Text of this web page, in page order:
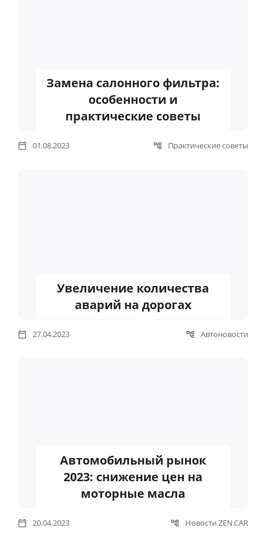
Замена салонного фильтра:
особенности и
практические советы
01.08.2023 Практические советы
Увеличение количества
аварий на дорогах
27.04.2023 Автоновости
Автомобильный рынок
2023: снижение цен на
моторные масла
20.04.2023 Новости ZEN.CAR